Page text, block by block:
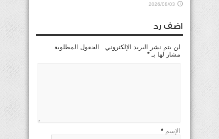
2026/08/03
اضف رد
لن يتم نشر البريد الإلكتروني . الحقول المطلوبة
مشار لها بـ *
الإسم *